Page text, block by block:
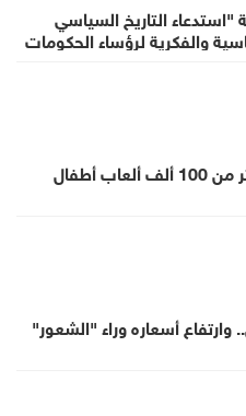
التاريخ السياسي
والفكرية لرؤساء الحكومات
المواصفات والمقاييس تتلف أكثر من 100 ألف ألعاب أطفال
أسعاره وراء "الشعور"